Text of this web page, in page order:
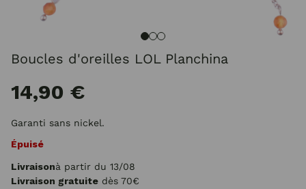
Boucles d'oreilles LOL Planchina
14,90 €
Garanti sans nickel.
Épuisé
Livraisonà partir du 13/08
Livraison gratuite dès 70€